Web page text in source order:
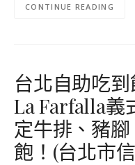
CONTINUE READING
台北自助吃
La Farfalla義
定牛排、豬
飽！(台北市